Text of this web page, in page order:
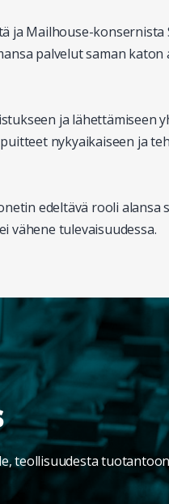
ja Mailhouse-konsernista
palvelut saman katon
ja lähettämiseen
nykyaikaiseen ja
edeltävä rooli alansa
vähene tulevaisuudessa.
teollisuudesta